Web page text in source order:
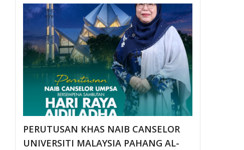
PERUTUSAN KHAS NAIB CANSELOR
UNIVERSITI MALAYSIA PAHANG AL-